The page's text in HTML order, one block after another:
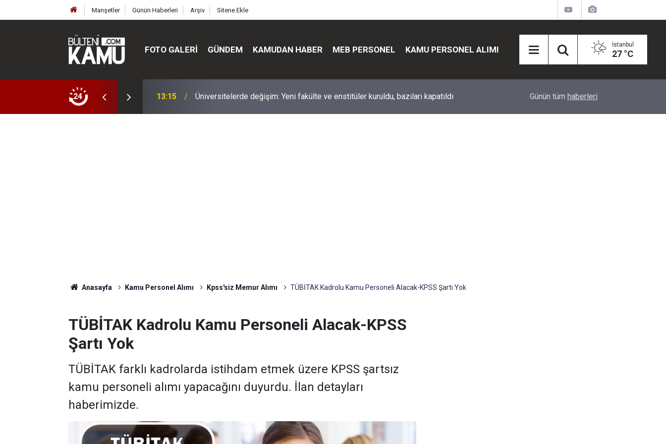
Manşetler Günün Haberleri Arşiv Sitene Ekle
FOTO GALERI GÜNDEM KAMUDAN HABER MEB PERSONEL KAMU PERSONEL ALIMI İstanbul
27 °C
24
ve enstitüler kuruldu, bazıları kapatıldı 13:00 MEB’de üst düzey değişim: Genel müdürler değişti, yeni isimler atandı Eğiti Bir Sen'den Kadınlar İçin Olay Teklif:
Günün tüm haberleri
Anasayfa Kamu Personel Alımı Kpss'siz Memur Alımı TÜBİTAK Kadrolu Kamu Personeli Alacak-KPSS Şartı Yok
TÜBİTAK Kadrolu Kamu Personeli Alacak-KPSS
Şartı Yok
TÜBİTAK farklı kadrolarda istihdam etmek üzere KPSS şartsız
kamu personeli alımı yapacağını duyurdu. İlan detayları
haberimizde.